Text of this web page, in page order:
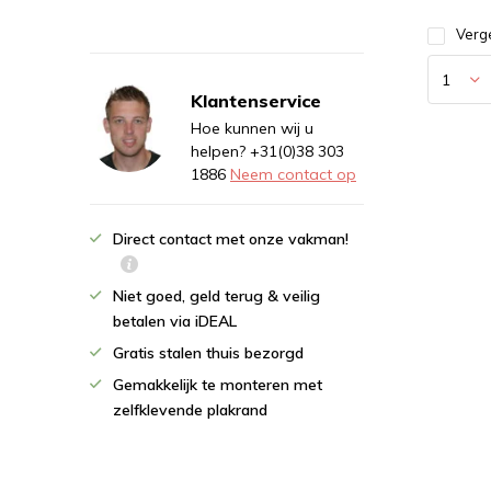
Klantenservice
Hoe kunnen wij u
helpen? +31(0)38 303
1886 Neem contact op
Direct contact met onze vakman!
Niet goed, geld terug & veilig
betalen via iDEAL
Gratis stalen thuis bezorgd
Gemakkelijk te monteren met
zelfklevende plakrand